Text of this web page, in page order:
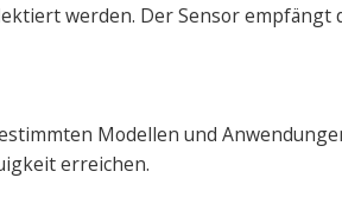
werden. Der Sensor
Modellen und
erreichen.